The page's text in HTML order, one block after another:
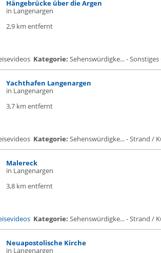
Hängebrücke über die Argen
in Langenargen
2,9 km entfernt
Kategorie: Sehenswürdigke... -
Yachthafen Langenargen
in Langenargen
3,7 km entfernt
Kategorie: Sehenswürdigke... - Strand /
Malereck
in Langenargen
3,8 km entfernt
Kategorie: Sehenswürdigke... - Strand /
Neuapostolische Kirche
in Langenargen